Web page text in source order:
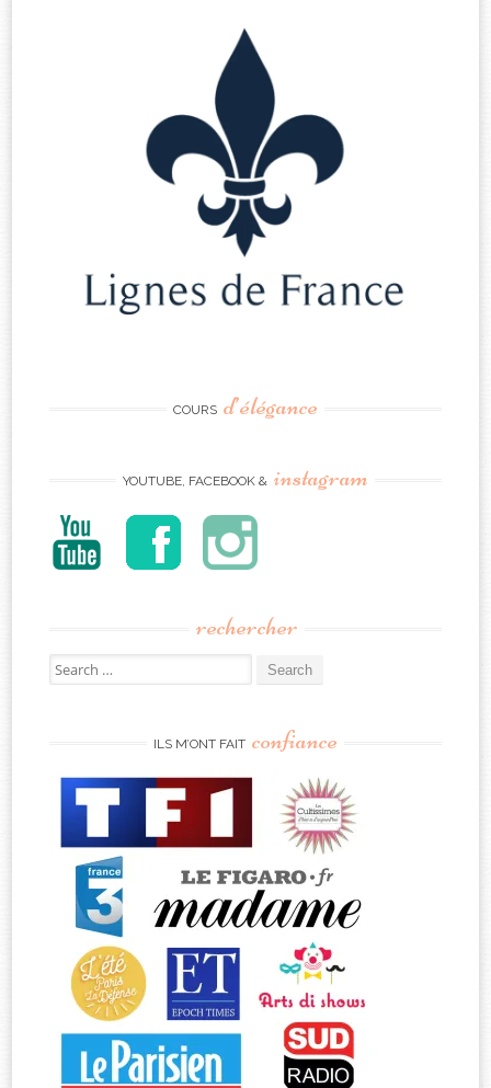
COURS d’élégance
YOUTUBE, FACEBOOK & instagram
rechercher
Search
for:
ILS M’ONT FAIT confiance